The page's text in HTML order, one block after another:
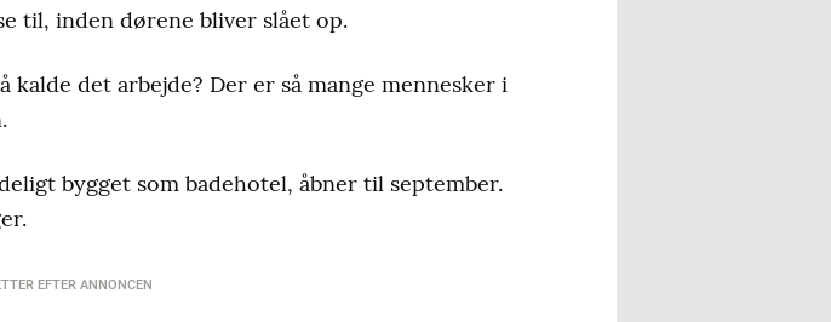
til, inden dørene bliver slået op.
kalde det arbejde? Der er så mange mennesker i
bygget som badehotel, åbner til september.
EFTER ANNONCEN